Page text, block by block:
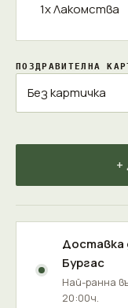
1x Лакомства
ПОЗДРАВИТЕЛНА
+
Доставка
Бургас
Най-ранна
20:00ч.